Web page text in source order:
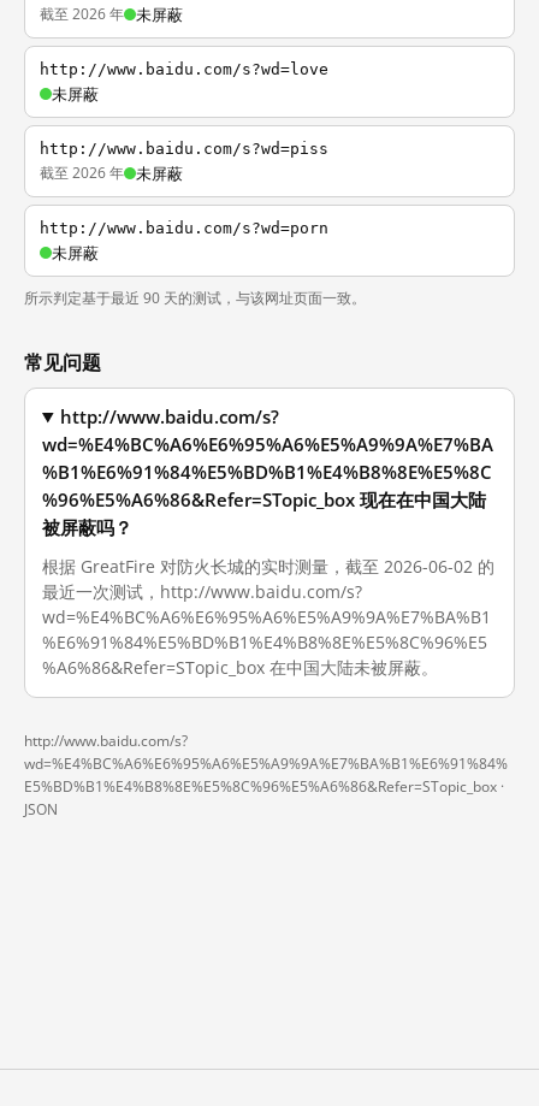
截至 2026 年 未屏蔽
http://www.baidu.com/s?wd=love
未屏蔽
http://www.baidu.com/s?wd=piss
截至 2026 年 未屏蔽
http://www.baidu.com/s?wd=porn
未屏蔽
所示判定基于最近 90 天的测试，与该网址页面一致。
常见问题
http://www.baidu.com/s?
wd=%E4%BC%A6%E6%95%A6%E5%A9%9A%E7%BA
%B1%E6%91%84%E5%BD%B1%E4%B8%8E%E5%8C
%96%E5%A6%86&Refer=STopic_box 现在在中国大陆
被屏蔽吗？
根据 GreatFire 对防火长城的实时测量，截至 2026-06-02 的
最近一次测试，http://www.baidu.com/s?
wd=%E4%BC%A6%E6%95%A6%E5%A9%9A%E7%BA%B1
%E6%91%84%E5%BD%B1%E4%B8%8E%E5%8C%96%E5
%A6%86&Refer=STopic_box 在中国大陆未被屏蔽。
http://www.baidu.com/s?
wd=%E4%BC%A6%E6%95%A6%E5%A9%9A%E7%BA%B1%E6%91%84%
E5%BD%B1%E4%B8%8E%E5%8C%96%E5%A6%86&Refer=STopic_box ·
JSON